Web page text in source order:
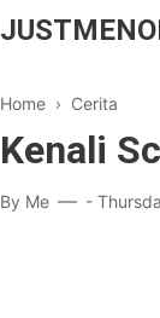
Home › Cerita
Kenali
By Me -